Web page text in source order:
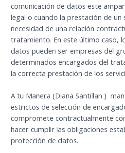
comunicación de datos este
legal o cuando la prestación de un
necesidad de una relación
tratamiento. En este último caso,
datos pueden ser empresas del
determinados encargados del
la correcta prestación de los
A tu Manera (Diana Santillan )
estrictos de selección de
compromete contractualmente
hacer cumplir las obligaciones
protección de datos.